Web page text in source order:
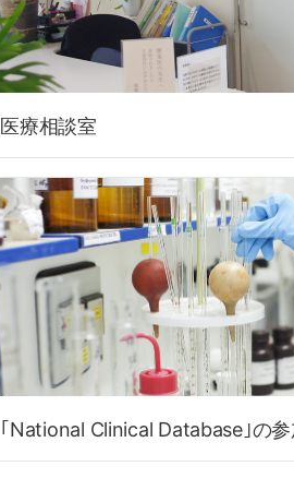
医療相談室
｢National Clinical Database｣の